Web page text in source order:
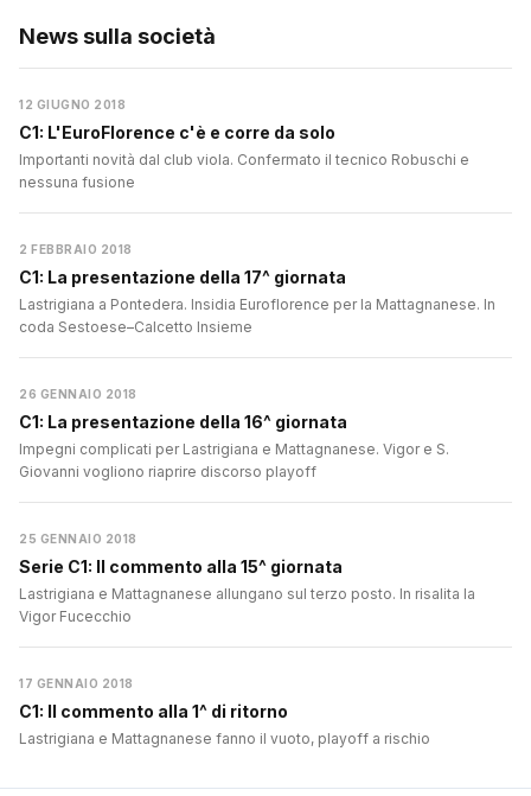
News sulla società
12 GIUGNO 2018
C1: L'EuroFlorence c'è e corre da solo
Importanti novità dal club viola. Confermato il tecnico Robuschi e
nessuna fusione
2 FEBBRAIO 2018
C1: La presentazione della 17^ giornata
Lastrigiana a Pontedera. Insidia Euroflorence per la Mattagnanese. In
coda Sestoese–Calcetto Insieme
26 GENNAIO 2018
C1: La presentazione della 16^ giornata
Impegni complicati per Lastrigiana e Mattagnanese. Vigor e S.
Giovanni vogliono riaprire discorso playoff
25 GENNAIO 2018
Serie C1: Il commento alla 15^ giornata
Lastrigiana e Mattagnanese allungano sul terzo posto. In risalita la
Vigor Fucecchio
17 GENNAIO 2018
C1: Il commento alla 1^ di ritorno
Lastrigiana e Mattagnanese fanno il vuoto, playoff a rischio